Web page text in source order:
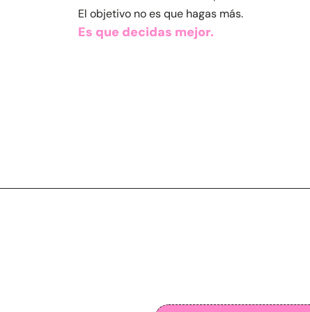
El objetivo no es que hagas más.
Es que decidas mejor.